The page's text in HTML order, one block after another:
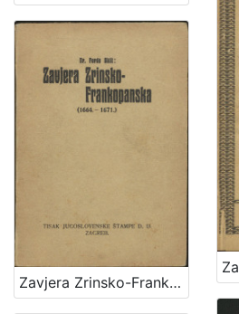
Zavjera Zrinsko-Frankopanska : (1664.-1671.) / Ferdo Šišić